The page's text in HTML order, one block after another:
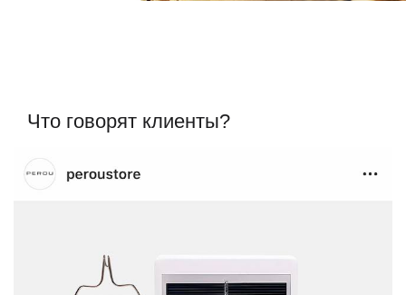
Что говорят клиенты?